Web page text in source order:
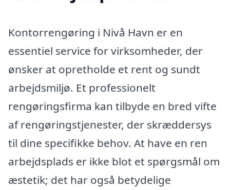
Kontorrengøring i Nivå Havn er en
essentiel service for virksomheder, der
ønsker at opretholde et rent og sundt
arbejdsmiljø. Et professionelt
rengøringsfirma kan tilbyde en bred vifte
af rengøringstjenester, der skræddersys
til dine specifikke behov. At have en ren
arbejdsplads er ikke blot et spørgsmål om
æstetik; det har også betydelige